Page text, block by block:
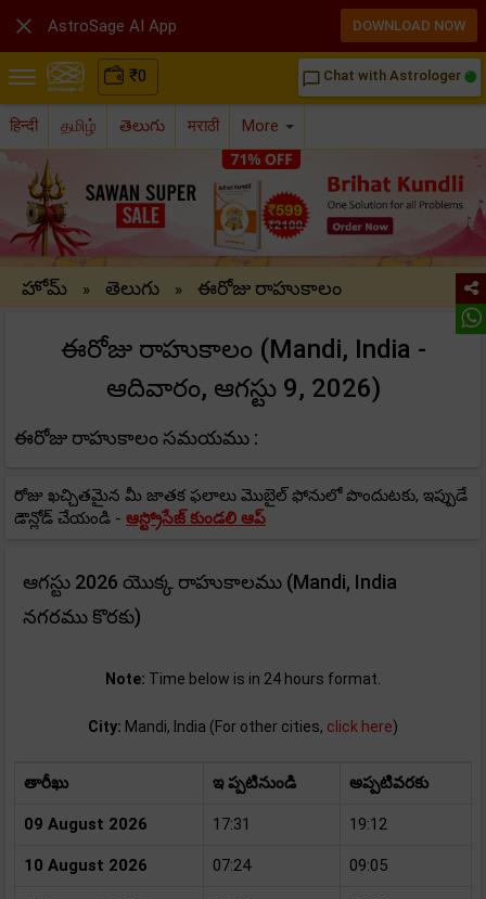
₹0 chat_bubble_outline Chat with Astrologer
हिन्दी தமிழ் తెలుగు मराठी More
హోమ్ » తెలుగు » ఈరోజు రాహుకాలం
ఈరోజు రాహుకాలం (Mandi, India -
ఆదివారం, ఆగస్టు 9, 2026)
ఈరోజు రాహుకాలం సమయము :
రోజు ఖచ్చితమైన మీ జాతక ఫలాలు మొబైల్ ఫోనులో పొందుటకు, ఇప్పుడే
డౌన్లోడ్ చేయండి - ఆస్ట్రోసేజ్ కుండలి ఆప్
ఆగస్టు 2026 యొక్క రాహుకాలము (Mandi, India
నగరము కొరకు)
Note: Time below is in 24 hours format.
City: Mandi, India (For other cities, click here)
తారీఖు ఇ ప్పటినుండి అప్పటివరకు
09 August 2026 17:31 19:12
10 August 2026 07:24 09:05
 AstroSage AI App DOWNLOAD NOW